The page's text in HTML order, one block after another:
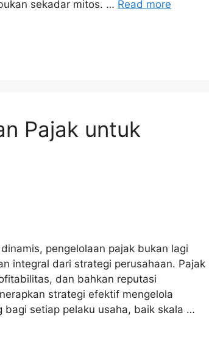
sekadar mitos. … Read more
Pajak untuk
pengelolaan pajak bukan lagi
integral dari strategi perusahaan. Pajak
dan bahkan reputasi
strategi efektif mengelola
setiap pelaku usaha, baik skala …